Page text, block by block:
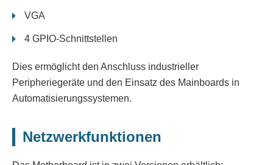
VGA
4 GPIO-Schnittstellen
Dies ermöglicht den Anschluss industrieller
Peripheriegeräte und den Einsatz des Mainboards in
Automatisierungssystemen.
Netzwerkfunktionen